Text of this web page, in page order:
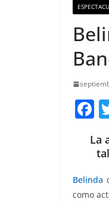
F
c
e
b
La
Belinda
como